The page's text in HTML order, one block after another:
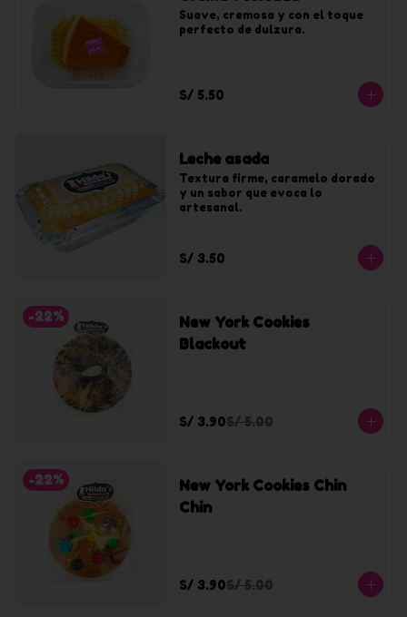
Suave, cremosa y con el toque
perfecto de dulzura.
S/ 5.50
Leche asada
Textura firme, caramelo dorado
y un sabor que evoca lo
artesanal.
S/ 3.50
-22%
New York Cookies
Blackout
S/ 3.90S/ 5.00
-22%
New York Cookies Chin
Chin
S/ 3.90S/ 5.00